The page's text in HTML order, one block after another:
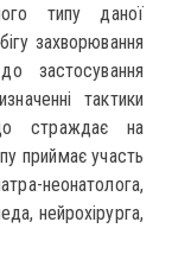
типу даної
захворювання
застосування
тактики
страждає на
приймає участь
неонатолога,
нейрохірурга,